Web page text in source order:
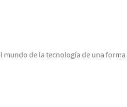
mundo de la tecnología de una forma